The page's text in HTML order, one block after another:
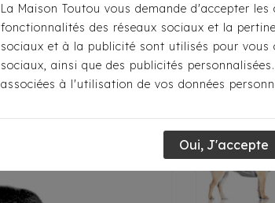
Accueil Pour S'habiller
La Maison Toutou vous demande d'accepter
fonctionnalités des réseaux sociaux et la
sociaux et à la publicité sont utilisés pour
sociaux, ainsi que des publicités
associées à l'utilisation de vos données